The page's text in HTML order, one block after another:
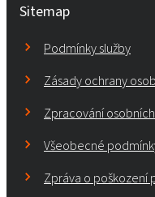
Sitemap
Podmínky služby
Zásady ochrany
Zpracování
Všeobecné
Zpráva o poškození